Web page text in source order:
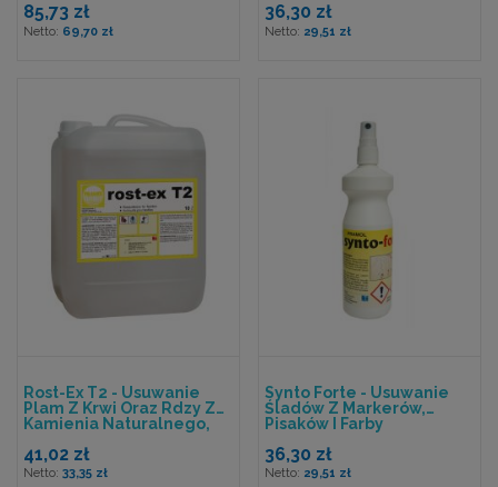
85,73 zł
69,70 zł
36,30 zł
29,51 zł
Rost-Ex T2 - Usuwanie
Plam Z Krwi Oraz Rdzy Z
Kamienia Naturalnego,
41,02 zł
33,35 zł
Synto Forte - Usuwanie
Śladów Z Markerów,
Pisaków I Farby
36,30 zł
29,51 zł